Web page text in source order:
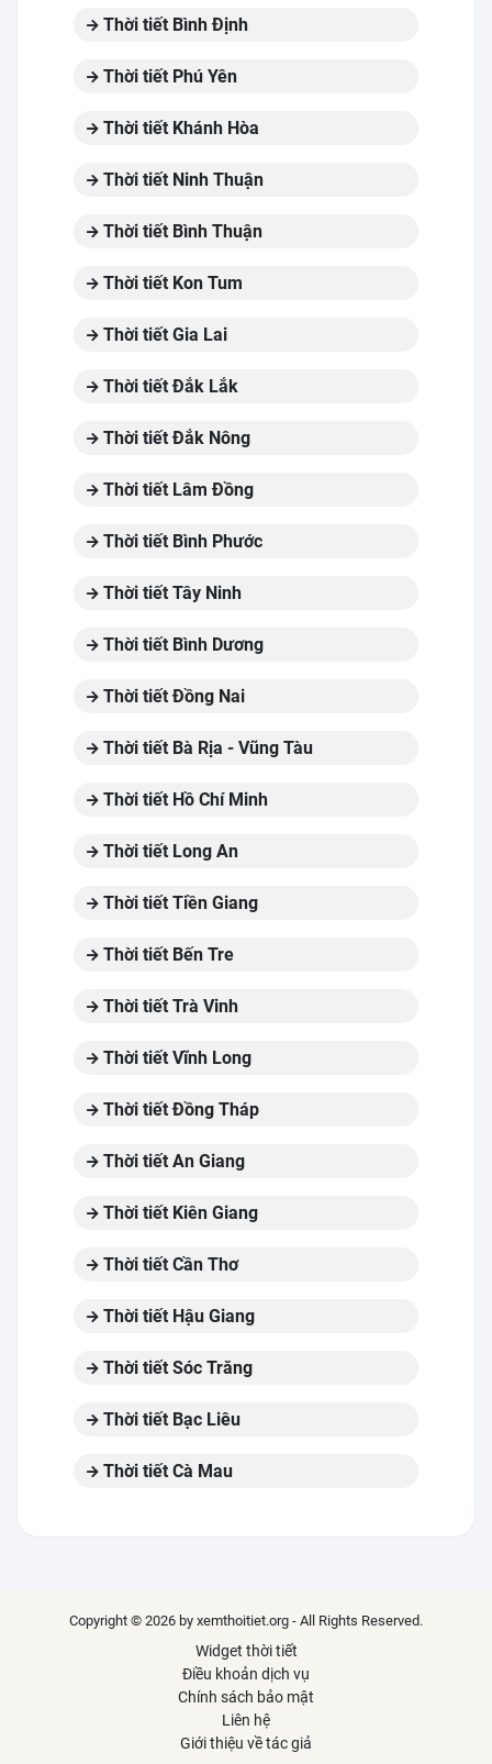
Thời tiết Bình Định
Thời tiết Phú Yên
Thời tiết Khánh Hòa
Thời tiết Ninh Thuận
Thời tiết Bình Thuận
Thời tiết Kon Tum
Thời tiết Gia Lai
Thời tiết Đắk Lắk
Thời tiết Đắk Nông
Thời tiết Lâm Đồng
Thời tiết Bình Phước
Thời tiết Tây Ninh
Thời tiết Bình Dương
Thời tiết Đồng Nai
Thời tiết Bà Rịa - Vũng Tàu
Thời tiết Hồ Chí Minh
Thời tiết Long An
Thời tiết Tiền Giang
Thời tiết Bến Tre
Thời tiết Trà Vinh
Thời tiết Vĩnh Long
Thời tiết Đồng Tháp
Thời tiết An Giang
Thời tiết Kiên Giang
Thời tiết Cần Thơ
Thời tiết Hậu Giang
Thời tiết Sóc Trăng
Thời tiết Bạc Liêu
Thời tiết Cà Mau
Copyright © 2026 by xemthoitiet.org - All Rights Reserved.
Widget thời tiết
Điều khoản dịch vụ
Chính sách bảo mật
Liên hệ
Giới thiệu về tác giả